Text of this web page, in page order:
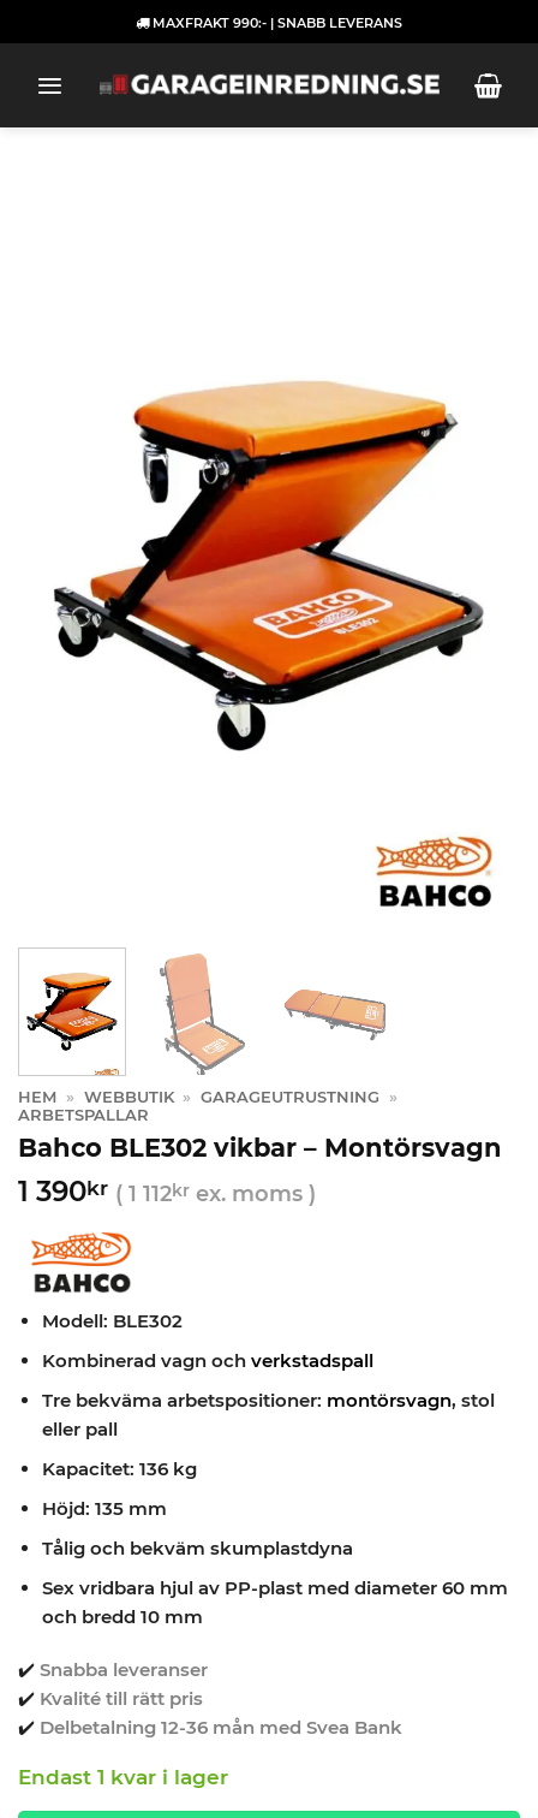
to
MAXFRAKT 990:- | SNABB LEVERANS
HEM » WEBBUTIK » GARAGEUTRUSTNING
»
ARBETSPALLAR
Bahco BLE302 vikbar – Montörsvagn
1 390kr ( 1 112kr ex. moms )
Modell: BLE302
Kombinerad vagn och verkstadspall
Tre bekväma arbetspositioner: montörsvagn, stol
eller pall
Kapacitet: 136 kg
Höjd: 135 mm
Tålig och bekväm skumplastdyna
Sex vridbara hjul av PP-plast med diameter 60 mm
och bredd 10 mm
✔️ Snabba leveranser
✔️ Kvalité till rätt pris
✔️ Delbetalning 12-36 mån med Svea Bank
Endast 1 kvar i lager